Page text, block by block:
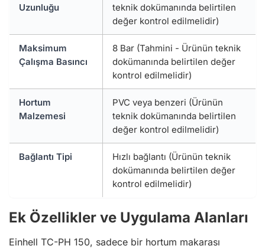
Uzunluğu
teknik dokümanında belirtilen
değer kontrol edilmelidir)
Maksimum
Çalışma Basıncı
8 Bar (Tahmini - Ürünün teknik
dokümanında belirtilen değer
kontrol edilmelidir)
Hortum
Malzemesi
PVC veya benzeri (Ürünün
teknik dokümanında belirtilen
değer kontrol edilmelidir)
Bağlantı Tipi
Hızlı bağlantı (Ürünün teknik
dokümanında belirtilen değer
kontrol edilmelidir)
Ek Özellikler ve Uygulama Alanları
Einhell TC-PH 150, sadece bir hortum makarası